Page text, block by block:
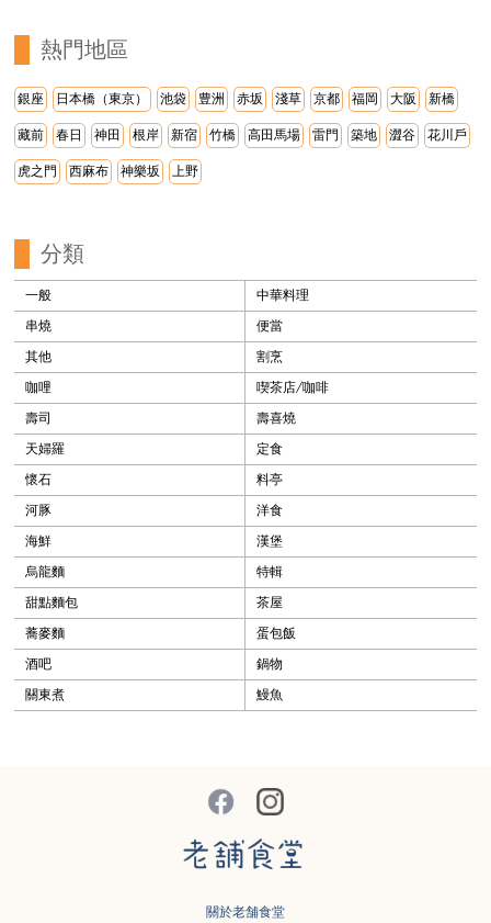
熱門地區
銀座 日本橋（東京） 池袋 豊洲 赤坂 淺草 京都 福岡 大阪 新橋
藏前 春日 神田 根岸 新宿 竹橋 高田馬場 雷門 築地 澀谷 花川戶
虎之門 西麻布 神樂坂 上野
分類
一般
中華料理
串燒
便當
其他
割烹
咖哩
喫茶店/咖啡
壽司
壽喜燒
天婦羅
定食
懷石
料亭
河豚
洋食
海鮮
漢堡
烏龍麵
特輯
甜點麵包
茶屋
蕎麥麵
蛋包飯
酒吧
鍋物
關東煮
鰻魚
關於老舗食堂